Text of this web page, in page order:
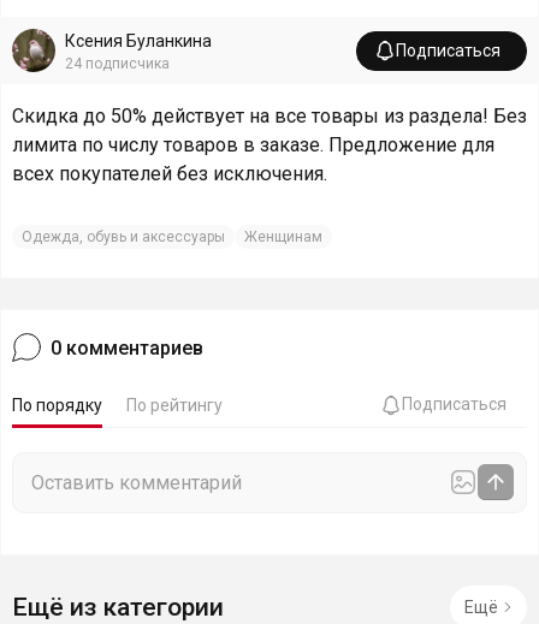
Ксения Буланкина
24 подписчика
Подписаться
Скидка до 50% действует на все товары из раздела! Без
лимита по числу товаров в заказе. Предложение для
всех покупателей без исключения.
Одежда, обувь и аксессуары Женщинам
0 комментариев
По порядку По рейтингу Подписаться
Ещё из категории Ещё